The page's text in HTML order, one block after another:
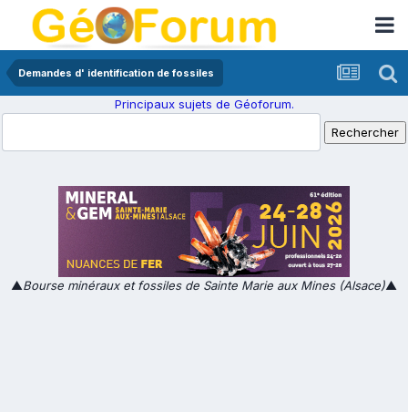
Demandes d' identification de fossiles
Principaux sujets de Géoforum.
▲Bourse minéraux et fossiles de Sainte Marie aux Mines (Alsace)▲